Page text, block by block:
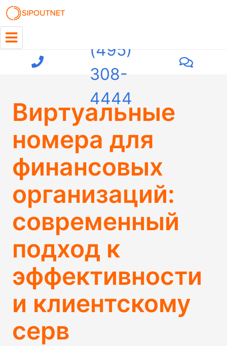
(495)
308-
4444
Виртуальные
номера для
финансовых
организаций:
современный
подход к
эффективности
и клиентскому
серв